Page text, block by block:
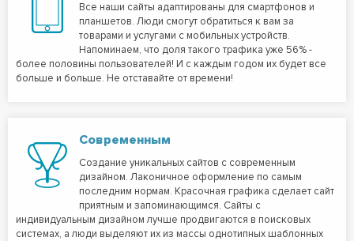
Все наши сайты адаптированы для смартфонов и
планшетов. Люди смогут обратиться к вам за
товарами и услугами с мобильных устройств.
Напоминаем, что доля такого трафика уже 56% -
более половины пользователей! И с каждым годом их будет все
больше и больше. Не отставайте от времени!
Современным
Создание уникальных сайтов с современным
дизайном. Лаконичное оформление по самым
последним нормам. Красочная графика сделает сайт
приятным и запоминающимся. Сайты с
индивидуальным дизайном лучше продвигаются в поисковых
системах, а люди выделяют их из массы однотипных шаблонных